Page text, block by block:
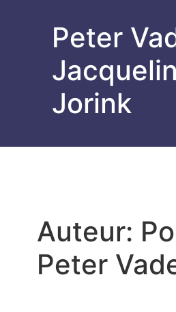
Peter
Jorink
Auteur:
Peter